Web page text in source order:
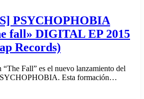
PSYCHOPHOBIA
fall» DIGITAL EP 2015
Records)
Fall” es el nuevo lanzamiento del
Esta formación…